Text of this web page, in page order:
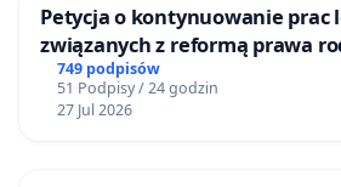
Petycja o kontynuowanie prac
związanych z reformą prawa
749 podpisów
51 Podpisy / 24 godzin
27 Jul 2026